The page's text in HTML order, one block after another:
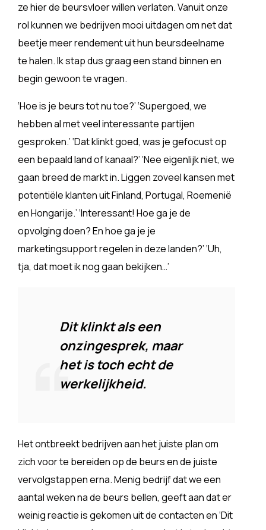
ze hier de beursvloer willen verlaten. Vanuit onze
rol kunnen we bedrijven mooi uitdagen om net dat
beetje meer rendement uit hun beursdeelname
te halen. Ik stap dus graag een stand binnen en
begin gewoon te vragen.
‘Hoe is je beurs tot nu toe?’ ‘Supergoed, we
hebben al met veel interessante partijen
gesproken.’ ‘Dat klinkt goed, was je gefocust op
een bepaald land of kanaal?’ ‘Nee eigenlijk niet, we
gaan breed de markt in. Liggen zoveel kansen met
potentiële klanten uit Finland, Portugal, Roemenië
en Hongarije.’ ‘Interessant! Hoe ga je de
opvolging doen? En hoe ga je je
marketingsupport regelen in deze landen?’ ‘Uh,
tja, dat moet ik nog gaan bekijken…’
Dit klinkt als een
onzingesprek, maar
het is toch echt de
werkelijkheid.
Het ontbreekt bedrijven aan het juiste plan om
zich voor te bereiden op de beurs en de juiste
vervolgstappen erna. Menig bedrijf dat we een
aantal weken na de beurs bellen, geeft aan dat er
weinig reactie is gekomen uit de contacten en ‘Dit